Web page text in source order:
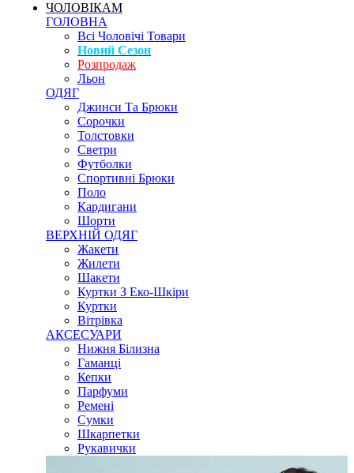
ЧОЛОВІКАМ
ГОЛОВНА
Всі Чоловічі Товари
Новий Сезон
Розпродаж
Льон
ОДЯГ
Джинси Та Брюки
Сорочки
Толстовки
Светри
Футболки
Спортивні Брюки
Поло
Кардигани
Шорти
ВЕРХНІЙ ОДЯГ
Жакети
Жилети
Шакети
Куртки З Еко-Шкіри
Куртки
Вітрівка
АКСЕСУАРИ
Нижня Білизна
Гаманці
Кепки
Парфуми
Ремені
Сумки
Шкарпетки
Рукавички